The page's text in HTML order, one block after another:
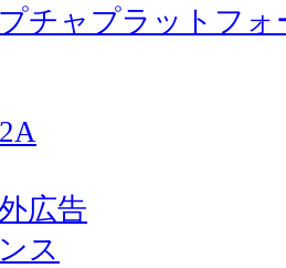
チャプラットフォ
広告
ス